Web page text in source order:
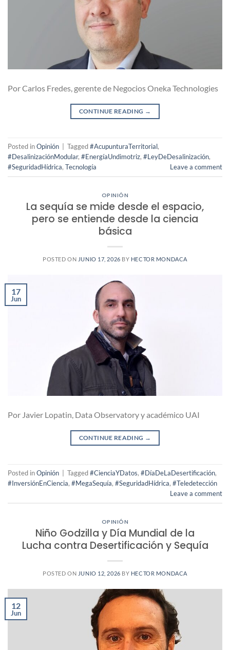
Por Carlos Fredes, gerente de Negocios Oneka Technologies
CONTINUE READING →
Posted inOpinión Tagged#AcupunturaTerritorial,
#DesalinizaciónModular, #EnergíaUndimotriz, #LeyDeDesalinización,
#SeguridadHídrica, Tecnología Leave a comment
OPINIÓN
La sequía se mide desde el espacio,
pero se entiende desde la ciencia
básica
POSTED ON JUNIO 17, 2026 BY HECTOR MONDACA
17
Jun
Por Javier Lopatin, Data Observatory y académico UAI
CONTINUE READING →
Posted inOpinión Tagged#CienciaYDatos, #DíaDeLaDesertificación,
#InversiónEnCiencia, #MegaSequía, #SeguridadHídrica, #Teledetección
Leave a comment
OPINIÓN
Niño Godzilla y Día Mundial de la
Lucha contra Desertificación y Sequía
POSTED ON JUNIO 12, 2026 BY HECTOR MONDACA
12
Jun